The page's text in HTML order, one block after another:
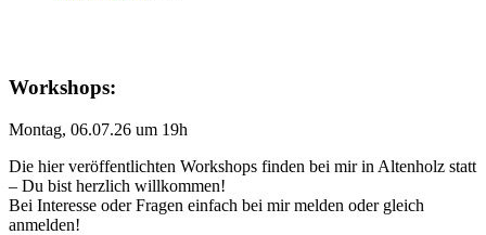
Workshops:
Montag, 06.07.26 um 19h
Die hier veröffentlichten Workshops finden bei mir in Altenholz statt
– Du bist herzlich willkommen!
Bei Interesse oder Fragen einfach bei mir melden oder gleich
anmelden!